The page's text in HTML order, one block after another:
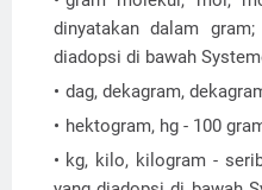
dinyatakan dalam
diadopsi di bawah
dag, dekagram,
hektogram, hg - 100
kg, kilo, kilogram -